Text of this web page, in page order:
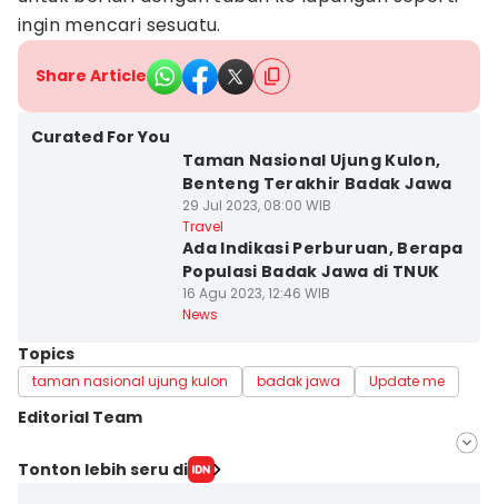
ingin mencari sesuatu.
Share Article
Curated For You
Taman Nasional Ujung Kulon,
Benteng Terakhir Badak Jawa
29 Jul 2023, 08:00 WIB
Travel
Ada Indikasi Perburuan, Berapa
Populasi Badak Jawa di TNUK
16 Agu 2023, 12:46 WIB
News
Topics
taman nasional ujung kulon badak jawa Update me
Editorial Team
Editor
Tonton lebih seru di